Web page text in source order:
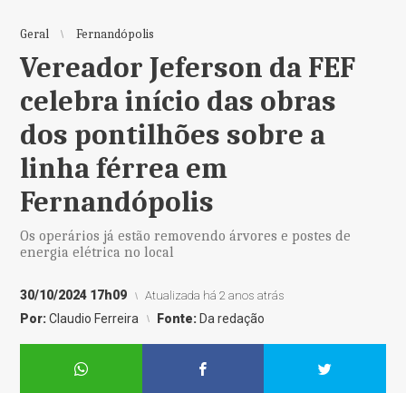
Geral Fernandópolis
Vereador Jeferson da FEF
celebra início das obras
dos pontilhões sobre a
linha férrea em
Fernandópolis
Os operários já estão removendo árvores e postes de
energia elétrica no local
30/10/2024 17h09 Atualizada há 2 anos atrás
Por:Claudio Ferreira Fonte: Da redação